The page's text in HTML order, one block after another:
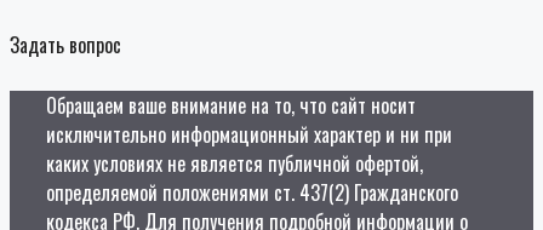
Задать вопрос
Обращаем ваше внимание на то, что сайт носит
исключительно информационный характер и ни при
каких условиях не является публичной офертой,
определяемой положениями ст. 437(2) Гражданского
кодекса РФ. Для получения подробной информации о